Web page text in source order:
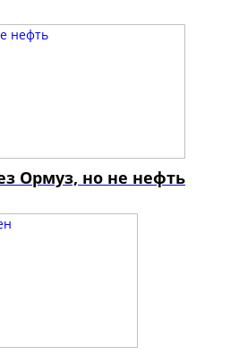
Ормуз, но не нефть